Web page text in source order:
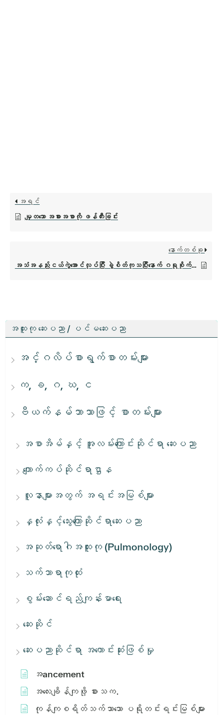
အထူးကု ဆေးပညာ / ပင်မဆေးပညာ
အင်္ဂလိပ်စာရွက်စာတမ်းများ
က, ခ, ဂ, ဃ, င
ဗီယက်နမ်ဘာသာဖြင့် စာတမ်းများ
အစာအိမ်နှင့် အူလမ်းကြောင်းဆိုင်ရာ ဆေးပညာ
ကျောက်ကပ်ဆိုင်ရာဌာန
လူနာများအတွက် အရင်းအမြစ်များ
နှလုံးနှင့်သွေးကြောဆိုင်ရာဆေးပညာ
အဆုတ်ရောဂါအထူးကု (Pulmonology)
သက်သာရာကုထုံး
စွမ်းဆောင်ရည်ကျန်းမာရေး
ဆေးဆိုင်
ဆေးပညာဆိုင်ရာ အကောင်းဆုံးဖြစ်မှု
အ​ancement
အ​လေး​ချိန်​ကျ​ဖို့​ စား​သ​က​.
ကုန်ကျစရိတ်သက်သာသော ပရိုတင်းရင်းမြစ်များ
အရင်
မျှတသော အစားအစာကို ဖန်တီးခြင်း
နောက်တစ်ခု
အသံအနည်းငယ်ကွဲအောင်လုပ်ပြီး ခွဲစိတ်ကုသပြီးနောက် ဂရုစိုက်နည်း (Tonsillectomy Post-Surgery Care)